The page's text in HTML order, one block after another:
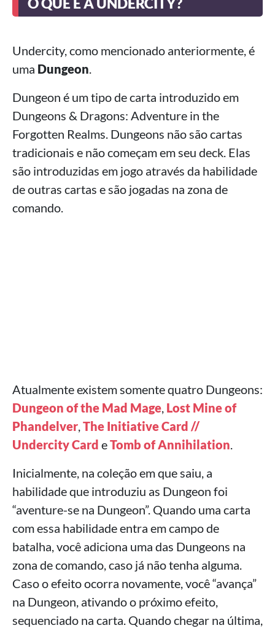
Undercity, como mencionado anteriormente, é
uma Dungeon.
Dungeon é um tipo de carta introduzido em
Dungeons & Dragons: Adventure in the
Forgotten Realms. Dungeons não são cartas
tradicionais e não começam em seu deck. Elas
são introduzidas em jogo através da habilidade
de outras cartas e são jogadas na zona de
comando.
Atualmente existem somente quatro Dungeons:
Dungeon of the Mad Mage, Lost Mine of
Phandelver,The Initiative Card //
Undercity Card eTomb of Annihilation.
Inicialmente, na coleção em que saiu, a
habilidade que introduziu as Dungeon foi
“aventure-se na Dungeon”. Quando uma carta
com essa habilidade entra em campo de
batalha, você adiciona uma das Dungeons na
zona de comando, caso já não tenha alguma.
Caso o efeito ocorra novamente, você “avança”
na Dungeon, ativando o próximo efeito,
sequenciado na carta. Quando chegar na última,